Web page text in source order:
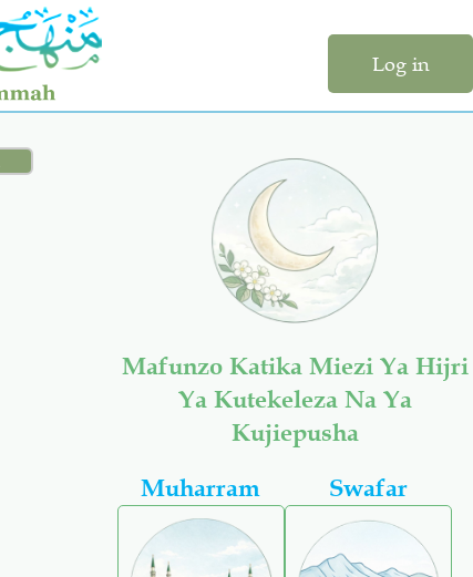
Log in
Mafunzo Katika Miezi Ya Hijri
Ya Kutekeleza Na Ya
Kujiepusha
Muharram
Swafar